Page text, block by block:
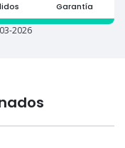
Garantía
2026